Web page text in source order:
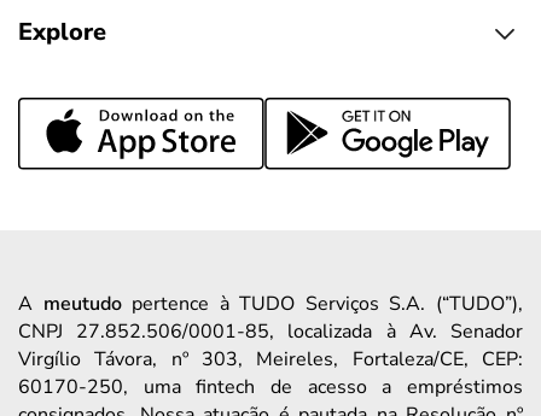
Explore
A meutudopertence à TUDO Serviços S.A. (“TUDO”),
CNPJ 27.852.506/0001-85, localizada à Av. Senador
Virgílio Távora, nº 303, Meireles, Fortaleza/CE, CEP:
60170-250, uma fintech de acesso a empréstimos